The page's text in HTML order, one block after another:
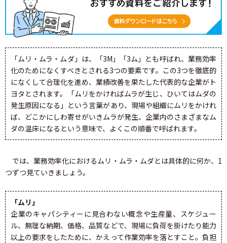
「ムリ・ムラ・ムダ」は、「3M」「3ム」とも呼ばれ、業務効率
化のためになくすべきとされる3つの要素です。この3つを徹底的
になくして合理化を進め、業績改善を果たした代表的な企業がト
ヨタとされます。「ムリをかければムラが生じ、ひいてはムダの
発生原因になる」という言葉があり、現場や組織にムリをかけれ
ば、どこかにしわ寄せがいきムラが発生、企業内のさまざまなム
ダの温床になるという意味で、よくこの順番で呼ばれます。
では、業務効率化におけるムリ・ムラ・ムダとは具体的に何か、1
つずつ見ていきましょう。
「ムリ」
企業のキャパシティーに見合わない概念や生産量、スケジュー
ル、無理な納期、価格、品質などで、現場に負荷を掛けたり能力
以上の要求をしたために、かえって作業効率を落とすこと。負担